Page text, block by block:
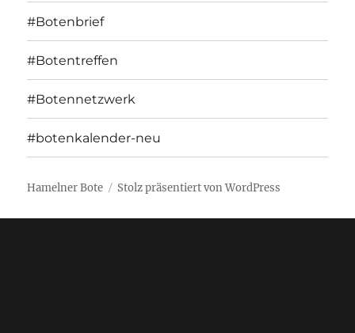
#Botenbrief
#Botentreffen
#Botennetzwerk
#botenkalender-neu
Hamelner Bote Stolz präsentiert von WordPress